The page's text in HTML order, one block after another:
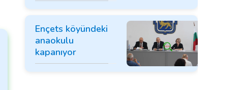
Ençets köyündeki
anaokulu
kapanıyor